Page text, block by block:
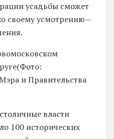
усадьбы сможет
своему усмотрению—
и Правительства
власти
100 исторических